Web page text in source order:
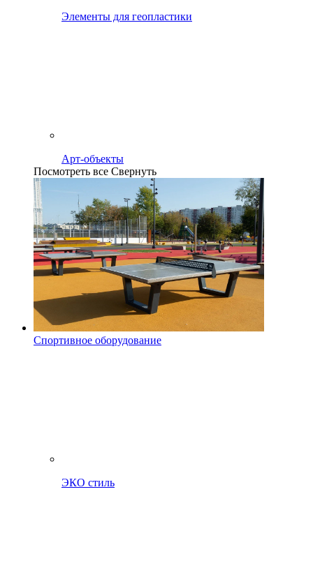
Элементы для геопластики
Арт-объекты
Посмотреть все Свернуть
Спортивное оборудование
ЭКО стиль